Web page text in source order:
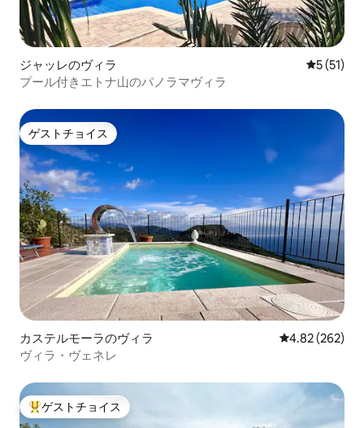
ジャッレのヴィラ レビュー
5 (51)
プール付きエトナ山のパノラマヴィラ
ゲストチョイス
ゲストチョイス
カステルモーラのヴィラ レビュー262
4.82 (262)
ヴィラ・ヴェネレ
大好評のゲストチョイスです。
ゲストチョイス